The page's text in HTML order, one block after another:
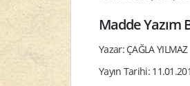
Madde Yazım
Yazar: ÇAĞLA YILMAZ
Yayın Tarihi: